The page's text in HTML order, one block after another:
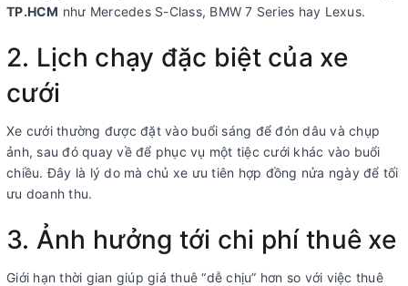
TP.HCM như Mercedes S-Class, BMW 7 Series hay Lexus.
2. Lịch chạy đặc biệt của xe
cưới
Xe cưới thường được đặt vào buổi sáng để đón dâu và chụp
ảnh, sau đó quay về để phục vụ một tiệc cưới khác vào buổi
chiều. Đây là lý do mà chủ xe ưu tiên hợp đồng nửa ngày để tối
ưu doanh thu.
3. Ảnh hưởng tới chi phí thuê xe
Giới hạn thời gian giúp giá thuê “dễ chịu” hơn so với việc thuê